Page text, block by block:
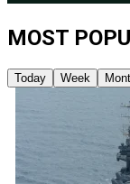
MOST
Today Week